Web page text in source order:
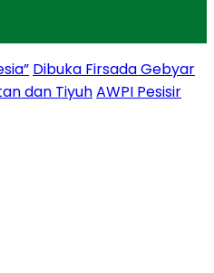
Dibuka Firsada Gebyar
dan TiyuhAWPI Pesisir